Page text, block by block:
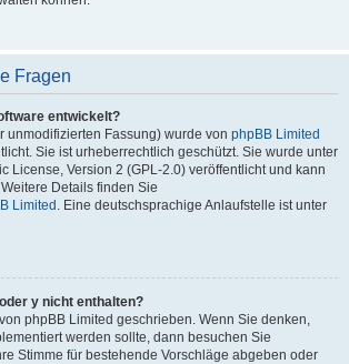
Fragen
entwickelt?
unmodifizierten Fassung) wurde von phpBB Limited
Sie ist urheberrechtlich geschützt. Sie wurde unter
License, Version 2 (GPL-2.0) veröffentlicht und kann
Details finden Sie
Limited . Eine deutschsprachige Anlaufstelle ist unter
y nicht enthalten?
phpBB Limited geschrieben. Wenn Sie denken,
werden sollte, dann besuchen Sie
Stimme für bestehende Vorschläge abgeben oder